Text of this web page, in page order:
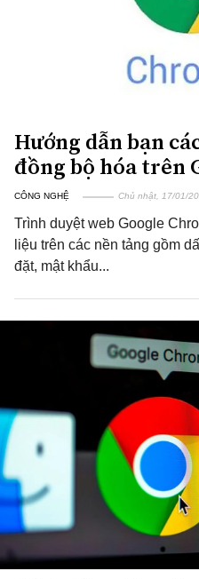
Hướng dẫn bạn
đồng bộ hóa trên
CÔNG NGHỆ Chủ nhật, 17/01/
Trình duyệt web Google
liệu trên các nền tảng gồm
đặt, mật khẩu...